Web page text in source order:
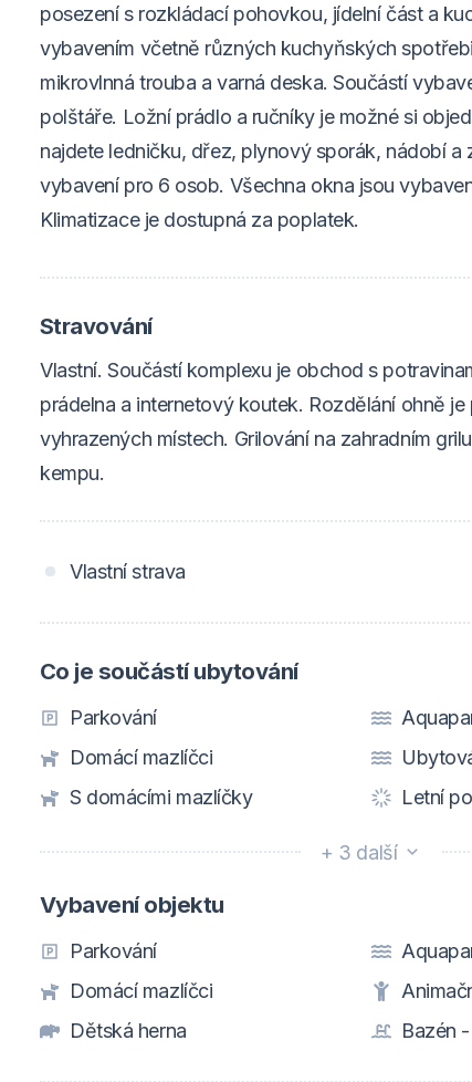
posezení s rozkládací pohovkou, jídelní část a
vybavením včetně různých kuchyňských
mikrovlnná trouba a varná deska. Součástí
polštáře. Ložní prádlo a ručníky je možné si
najdete ledničku, dřez, plynový sporák, nádobí a
vybavení pro 6 osob. Všechna okna jsou
Klimatizace je dostupná za poplatek.
Stravování
Vlastní. Součástí komplexu je obchod s
prádelna a internetový koutek. Rozdělání ohně
vyhrazených místech. Grilování na zahradním
kempu.
Vlastní strava
Co je součástí ubytování
Parkování
Domácí mazlíčci
S domácími mazlíčky
Letní
+ 3 další
Vybavení objektu
Parkování
Domácí mazlíčci
Dětská herna
Bazén